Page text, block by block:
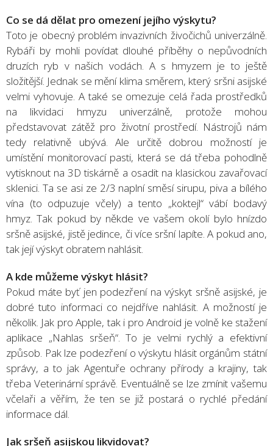
Co se dá dělat pro omezení jejího výskytu?
Toto je obecný problém invazivních živočichů univerzálně.
Rybáři by mohli povídat dlouhé příběhy o nepůvodních
druzích ryb v našich vodách. A s hmyzem je to ještě
složitější. Jednak se mění klima směrem, který sršni asijské
velmi vyhovuje. A také se omezuje celá řada prostředků
na likvidaci hmyzu univerzálně, protože mohou
představovat zátěž pro životní prostředí. Nástrojů nám
tedy relativně ubývá. Ale určitě dobrou možností je
umístění monitorovací pasti, která se dá třeba pohodlně
vytisknout na 3D tiskárně a osadit na klasickou zavařovací
sklenici. Ta se asi ze 2/3 naplní směsí sirupu, piva a bílého
vína (to odpuzuje včely) a tento „koktejl“ vábí bodavý
hmyz. Tak pokud by někde ve vašem okolí bylo hnízdo
sršně asijské, jistě jedince, či více sršní lapíte. A pokud ano,
tak její výskyt obratem nahlásit.
A kde můžeme výskyt hlásit?
Pokud máte byť jen podezření na výskyt sršně asijské, je
dobré tuto informaci co nejdříve nahlásit. A možností je
několik. Jak pro Apple, tak i pro Android je volně ke stažení
aplikace „Nahlas sršeň“. To je velmi rychlý a efektivní
způsob. Pak lze podezření o výskytu hlásit orgánům státní
správy, a to jak Agentuře ochrany přírody a krajiny, tak
třeba Veterinární správě. Eventuálně se lze zmínit vašemu
včelaři a věřím, že ten se již postará o rychlé předání
informace dál.
Jak sršeň asijskou likvidovat?